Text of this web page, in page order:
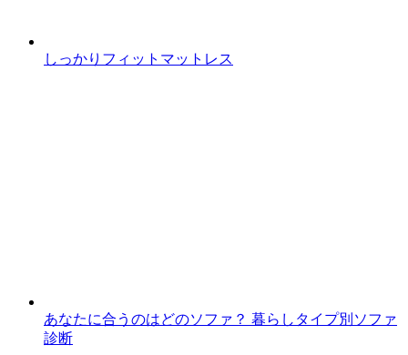
しっかりフィットマットレス
あなたに合うのはどのソファ？ 暮らしタイプ別ソファ
診断